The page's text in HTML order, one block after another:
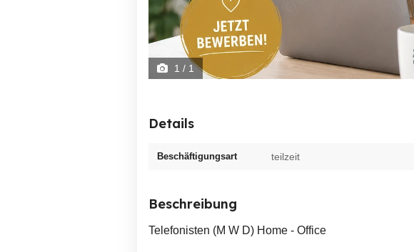
1 / 1
Details
Beschäftigungsart teilzeit
Beschreibung
Telefonisten (M W D) Home - Office